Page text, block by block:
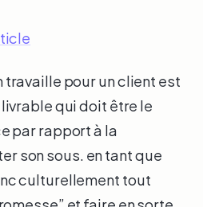
travaille pour un client est
qui doit être le
par rapport à la
son sous. en tant que
culturellement tout